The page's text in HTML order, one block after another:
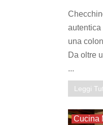
una
Da oltre
...
Leggi
Cucina